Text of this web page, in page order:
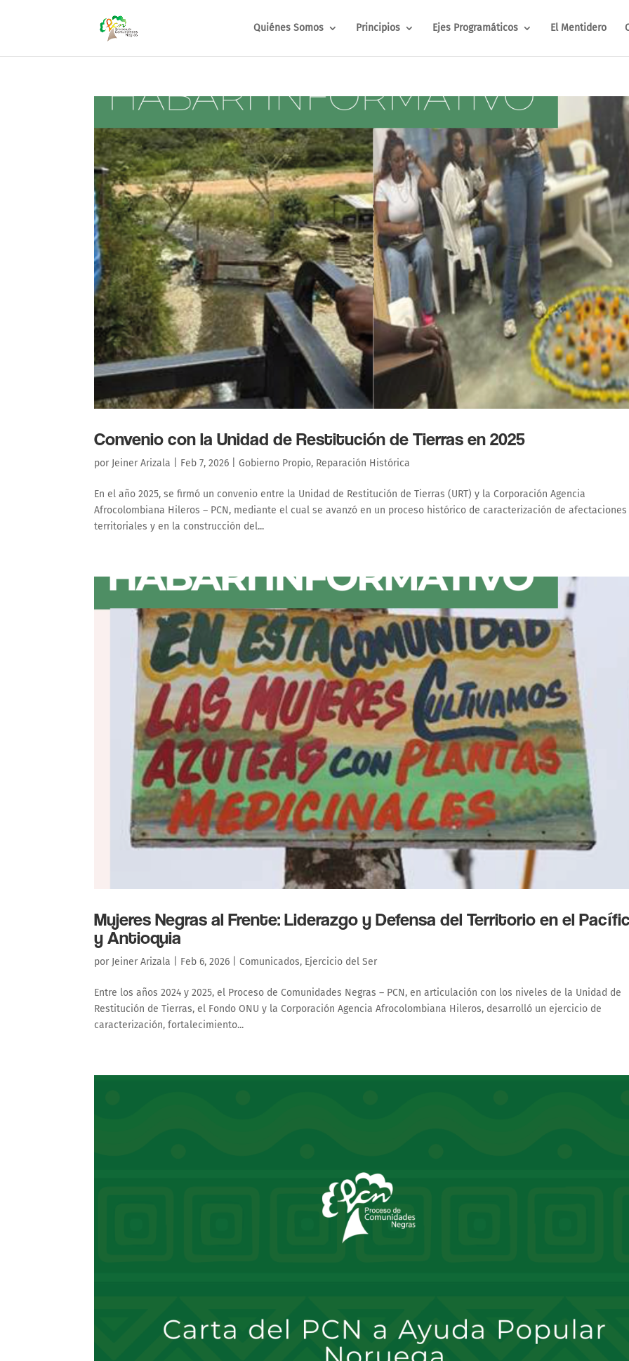
Quiénes Somos Principios Ejes Programáticos El Mentidero
Convenio con la Unidad de Restitución de Tierras en 2025
por Jeiner Arizala Feb 7, 2026 |Gobierno Propio, Reparación Histórica
En el año 2025, se firmó un convenio entre la Unidad de Restitución de Tierras (URT) y la Corporación Agencia
Afrocolombiana Hileros – PCN, mediante el cual se avanzó en un proceso histórico de caracterización de afectaciones
territoriales y en la construcción del...
Mujeres Negras al Frente: Liderazgo y Defensa del Territorio en el
y Antioquia
por Jeiner Arizala Feb 6, 2026 |Comunicados, Ejercicio del Ser
Entre los años 2024 y 2025, el Proceso de Comunidades Negras – PCN, en articulación con los niveles de la Unidad de
Restitución de Tierras, el Fondo ONU y la Corporación Agencia Afrocolombiana Hileros, desarrolló un ejercicio de
caracterización, fortalecimiento...